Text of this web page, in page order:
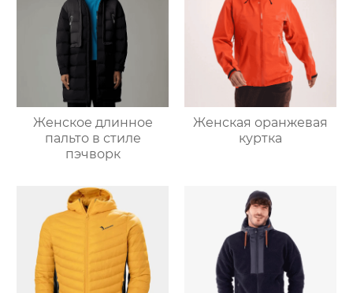
Женское длинное
пальто в стиле
пэчворк
Женская оранжевая
куртка